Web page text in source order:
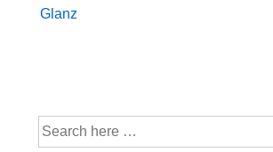
Post
Glanz
Suche
nach: